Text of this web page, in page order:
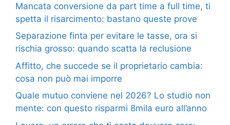
Mancata conversione da part time a full time, ti
spetta il risarcimento: bastano queste prove
Separazione finta per evitare le tasse, ora si
rischia grosso: quando scatta la reclusione
Affitto, che succede se il proprietario cambia:
cosa non può mai imporre
Quale mutuo conviene nel 2026? Lo studio non
mente: con questo risparmi 8mila euro all’anno